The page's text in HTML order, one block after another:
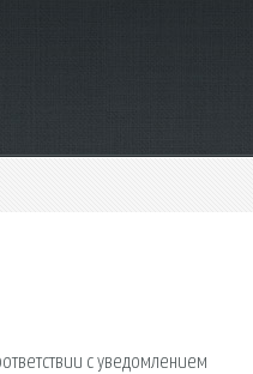
с уведомлением